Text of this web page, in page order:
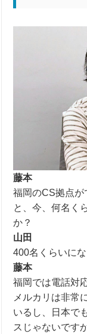
藤本
福岡のCS拠点が
と、今、何名く
か？
山田
400名くらいにな
藤本
福岡では電話対
メルカリは非常
いるし、日本で
スじゃないですか